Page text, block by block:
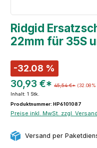
Ridgid
22mm für 35S
-32.08 %
30,93 €* 45,54 €*
Inhalt: 1 Stk.
Produktnummer: HP6101087
Preise inkl. MwSt. zzgl.
Versand per